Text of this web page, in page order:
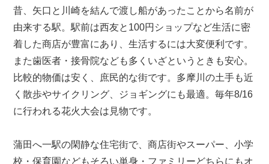
昔、矢口と川崎を結んで渡し船があったことから名前が
由来する駅。駅前は西友と100円ショップなど生活に密
着した商店が豊富にあり、生活するには大変便利です。
また歯医者・接骨院なども多くいざというときも安心。
比較的物価は安く、庶民的な街です。多摩川の土手も近
く散歩やサイクリング、ジョギングにも最適。毎年8/16
に行われる花火大会は見物です。
蒲田へ一駅の閑静な住宅街で、商店街やスーパー、小学
校・保育園などもそろい単身・ファミリーどちらにもオ